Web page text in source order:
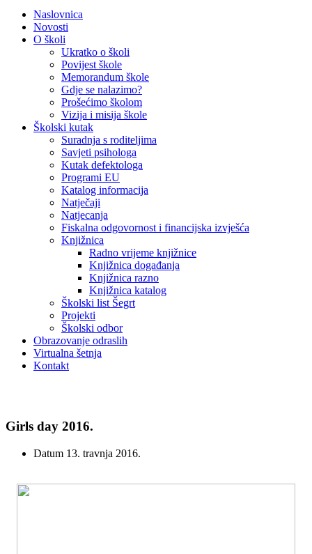
Naslovnica
Novosti
O školi
Ukratko o školi
Povijest škole
Memorandum škole
Gdje se nalazimo?
Prošećimo školom
Vizija i misija škole
Školski kutak
Suradnja s roditeljima
Savjeti psihologa
Kutak defektologa
Programi EU
Katalog informacija
Natječaji
Natjecanja
Fiskalna odgovornost i financijska izvješća
Knjižnica
Radno vrijeme knjižnice
Knjižnica događanja
Knjižnica razno
Knjižnica katalog
Školski list Šegrt
Projekti
Školski odbor
Obrazovanje odraslih
Virtualna šetnja
Kontakt
Girls day 2016.
Datum 13. travnja 2016.